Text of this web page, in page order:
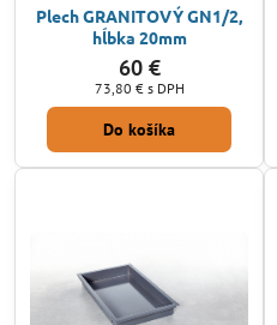
Plech GRANITOVÝ GN1/2,
hĺbka 20mm
60 €
73,80 € s DPH
Do košíka